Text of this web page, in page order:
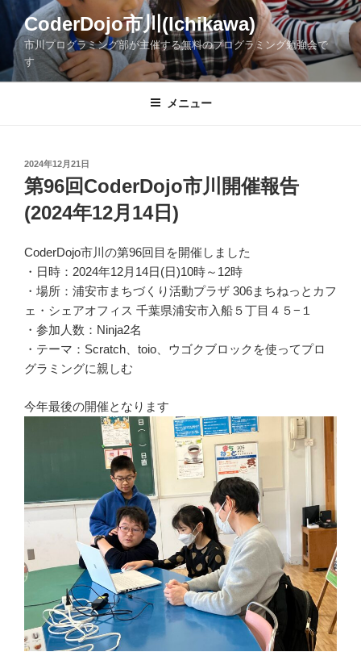
コ
ン
ツ
CoderDojo市川(Ichikawa)
市川プログラミング部が主催する無料のプログラミング勉強会で
す
メニュー
投
稿
日:
2024年12月21日
第96回CoderDojo市川開催報告
(2024年12月14日)
CoderDojo市川の第96回目を開催しました
・日時：2024年12月14日(日)10時～12時
・場所：浦安市まちづくり活動プラザ 306まちねっとカフ
ェ・シェアオフィス 千葉県浦安市入船５丁目４５−１
・参加人数：Ninja2名
・テーマ：Scratch、toio、ウゴクブロックを使ってプロ
グラミングに親しむ
今年最後の開催となります